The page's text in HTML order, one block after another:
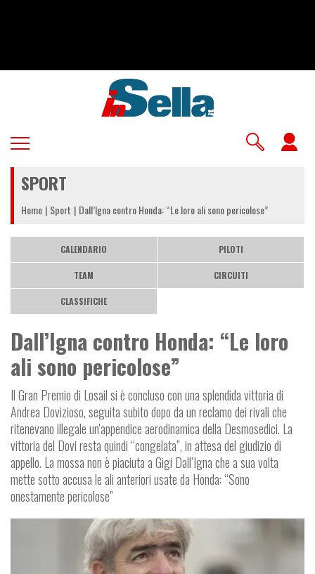
SPORT
Home Sport Dall’Igna contro Honda: “Le loro ali sono pericolose”
CALENDARIO PILOTI
TEAM CIRCUITI
CLASSIFICHE
Dall’Igna contro Honda: “Le loro
ali sono pericolose”
Il Gran Premio di Losail si è concluso con una splendida vittoria di
Andrea Dovizioso, seguita subito dopo da un reclamo dei rivali che
ritenevano illegale un'appendice aerodinamica della Desmosedici. La
vittoria del Dovi resta quindi “congelata”, in attesa del giudizio di
appello. La mossa non è piaciuta a Gigi Dall’Igna che a sua volta
mette sotto accusa le ali anteriori usate da Honda: “Sono
onestamente pericolose”